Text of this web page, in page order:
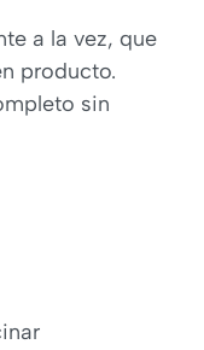
a la vez, que
producto.
sin